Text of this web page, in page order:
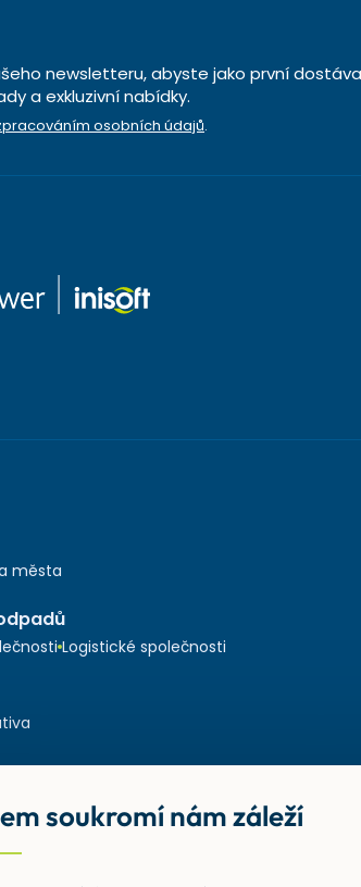
newsletteru, abyste jako první
a exkluzivní nabídky.
osobních údajů.
města
Logistické společnosti
soukromí nám záleží